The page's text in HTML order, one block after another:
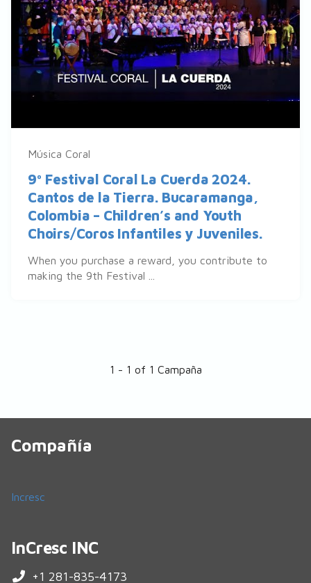
Música Coral
9º Festival Coral La Cuerda 2024.
Cantos de la Tierra. Bucaramanga,
Colombia – Children’s and Youth
Choirs/Coros Infantiles y Juveniles.
When you purchase a reward, you contribute to
making the 9th Festival ...
1 - 1 of 1 Campaña
Compañía
Incresc
InCresc INC
+1 281-835-4173